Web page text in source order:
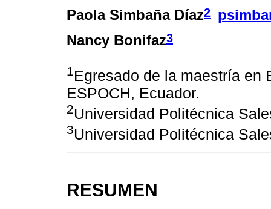
Paola Simbaña Díaz2
Nancy Bonifaz3
1Egresado de la maestría en
ESPOCH, Ecuador.
2Universidad Politécnica
3Universidad Politécnica
RESUMEN